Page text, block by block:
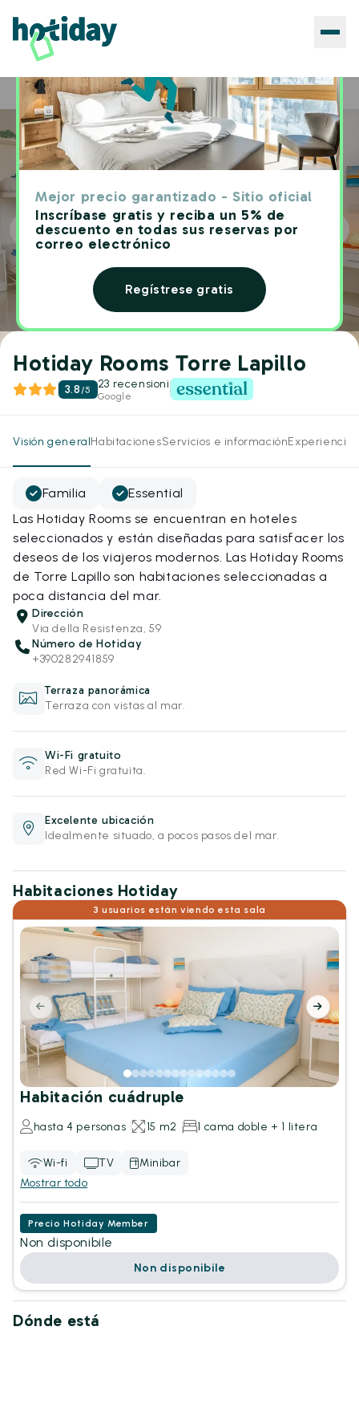
Mejor precio garantizado - Sitio oficial
Inscríbase gratis y reciba un 5% de
descuento en todas sus reservas por
correo electrónico
Regístrese gratis
Home Hoteles Hotiday Rooms Torre Lapillo
Hotiday Rooms Torre Lapillo
3.8 /5 23 recensioni
Google
Visión generalHabitacionesServicios e informaciónExperiencias
Familia
Essential
Las Hotiday Rooms se encuentran en hoteles
seleccionados y están diseñadas para satisfacer los
deseos de los viajeros modernos. Las Hotiday Rooms
de Torre Lapillo son habitaciones seleccionadas a
poca distancia del mar.
Dirección
Via della Resistenza, 59
Número de Hotiday
+390282941859
Terraza panorámica
Terraza con vistas al mar.
Wi-Fi gratuito
Red Wi-Fi gratuita.
Excelente ubicación
Idealmente situado, a pocos pasos del mar.
Habitaciones Hotiday
3 usuarios están viendo esta sala
Habitación cuádruple
hasta 4 personas 15 m2 1 cama doble + 1 litera
Wi-fi TV
Minibar
Mostrar todo
Precio Hotiday Member
Non disponibile
Non disponibile
Dónde está